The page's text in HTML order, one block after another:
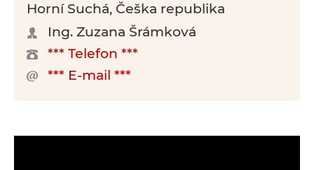
Horní Suchá, Češka republika
Ing. Zuzana Šrámková
*** Telefon ***
*** E-mail ***